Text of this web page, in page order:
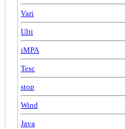
Vari
Ulti
iMPA
Tesc
stop
Wind
Java